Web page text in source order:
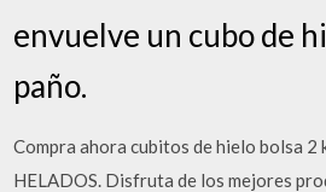
envuelve un cubo de
paño.
Compra ahora cubitos de hielo bolsa 2
HELADOS. Disfruta de los mejores